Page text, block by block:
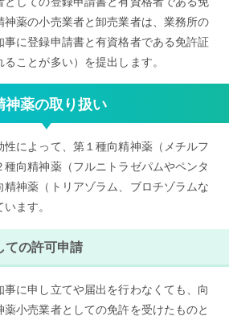
薬の小売業者と卸売業者は、業務所の
に登録申請書と有資格者である免許証
ることが多い）を提出します。
神薬の取り扱い
によって、第１種向精神薬（メチルフ
向精神薬（フルニトラゼパムやペンタ
神薬（トリアゾラム、ブロチゾラムな
ます。
ての許可申請
に申し立てや届出を行わなくても、向
小売業者としての免許を受けたものと